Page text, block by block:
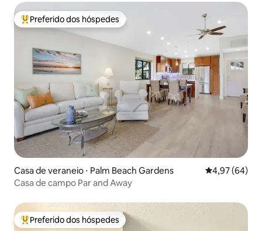
Entre os melhores preferidos dos hóspedes
Preferido dos hóspedes
Casa de veraneio ⋅ Palm Beach Gardens 4,97 de uma
4,97 (64)
Casa de campo Par and Away
Entre os melhores preferidos dos hóspedes
Preferido dos hóspedes